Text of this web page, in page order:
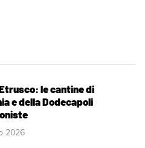
le cantine di
e della Dodecapoli
2026